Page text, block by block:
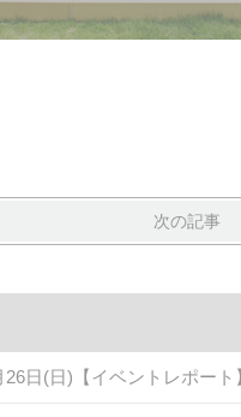
次の記事
日(日)【イベントレポート